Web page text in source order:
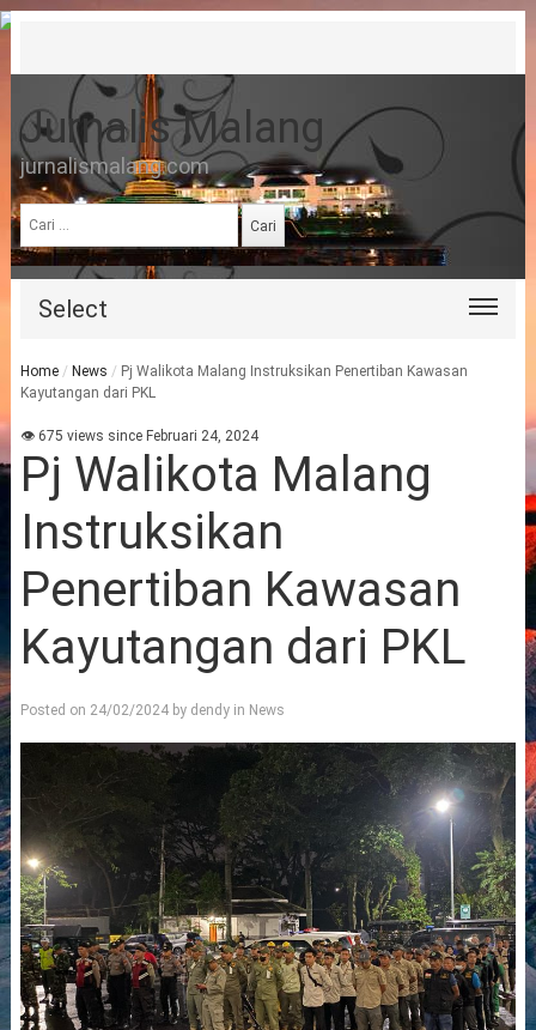
Jurnalis Malang
jurnalismalang.com
Cari
untuk:
Select
Home / News / Pj Walikota Malang Instruksikan Penertiban Kawasan
Kayutangan dari PKL
👁 675 views since Februari 24, 2024
Pj Walikota Malang
Instruksikan
Penertiban Kawasan
Kayutangan dari PKL
Posted on 24/02/2024by dendyin News